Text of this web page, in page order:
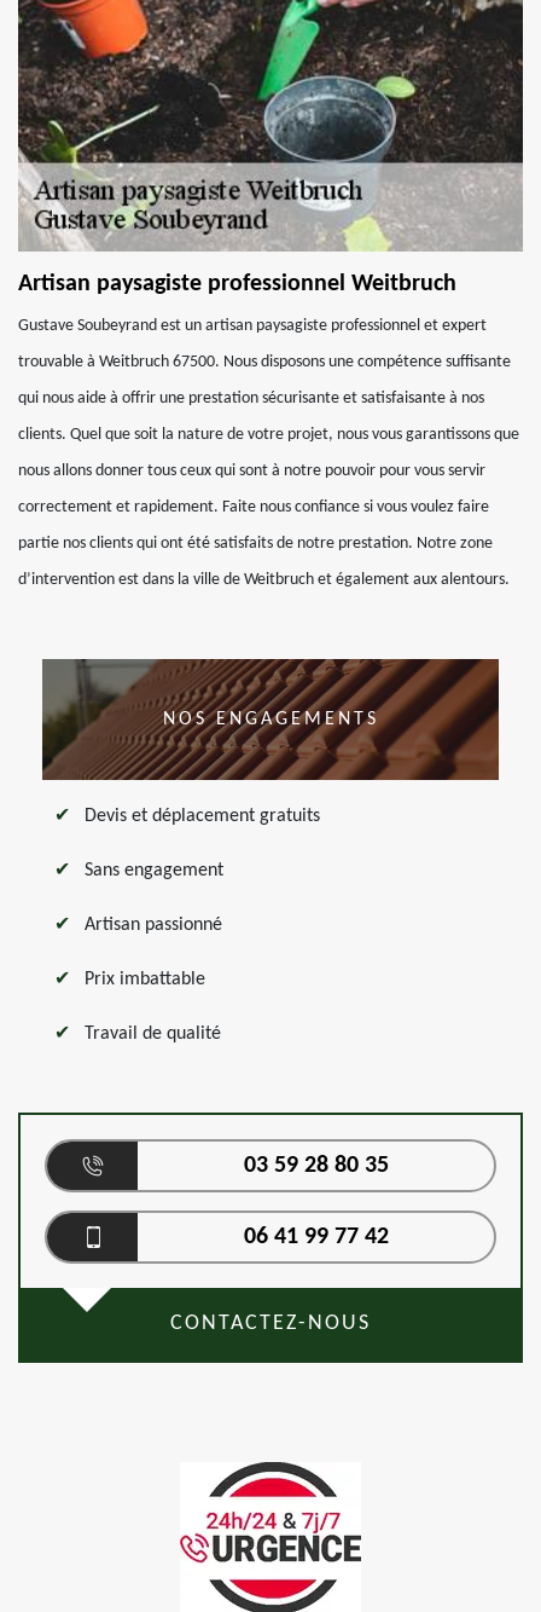
Artisan paysagiste professionnel Weitbruch
Gustave Soubeyrand est un artisan paysagiste professionnel et expert
trouvable à Weitbruch 67500. Nous disposons une compétence suffisante
qui nous aide à offrir une prestation sécurisante et satisfaisante à nos
clients. Quel que soit la nature de votre projet, nous vous garantissons que
nous allons donner tous ceux qui sont à notre pouvoir pour vous servir
correctement et rapidement. Faite nous confiance si vous voulez faire
partie nos clients qui ont été satisfaits de notre prestation. Notre zone
d’intervention est dans la ville de Weitbruch et également aux alentours.
NOS ENGAGEMENTS
Devis et déplacement gratuits
Sans engagement
Artisan passionné
Prix imbattable
Travail de qualité
03 59 28 80 35
06 41 99 77 42
CONTACTEZ-NOUS